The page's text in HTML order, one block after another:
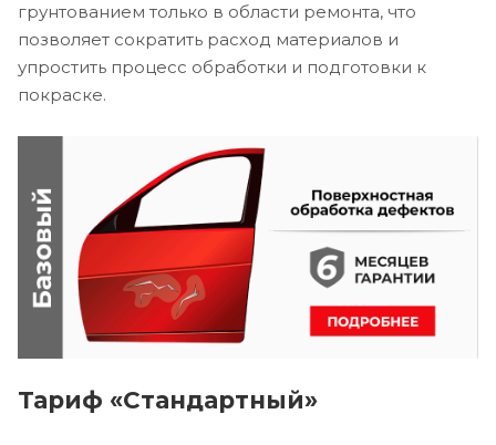
грунтованием только в области ремонта, что
позволяет сократить расход материалов и
упростить процесс обработки и подготовки к
покраске.
Тариф «Стандартный»